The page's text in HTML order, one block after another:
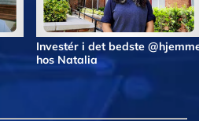
Investér i det bedste
hos Natalia